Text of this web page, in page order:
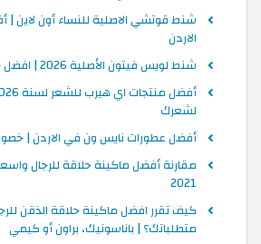
شنط قوتشي الاصلية للنساء أون لاين
الاردن
شنط لويس فيتون الأصلية 2026 | افضل حقائب Louis Vuitton
لشعرك
أفضل عطورات نايس ون في الاردن |
مقارنة أفضل ماكينة حلاقة للرجال
2021
متطلباتك؟ | باناسونيك، براون أو كيمي